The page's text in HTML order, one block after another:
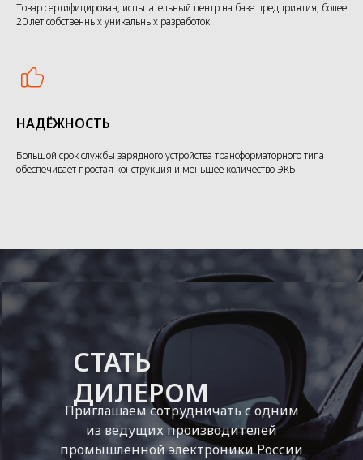
Товар сертифицирован, испытательный центр на базе предприятия, более
20 лет собственных уникальных разработок
НАДЁЖНОСТЬ
Большой срок службы зарядного устройства трансформаторного типа
обеспечивает простая конструкция и меньшее количество ЭКБ
Приглашаем сотрудничать с одним
из ведущих производителей
промышленной электроники России
СТАТЬ
ДИЛЕРОМ